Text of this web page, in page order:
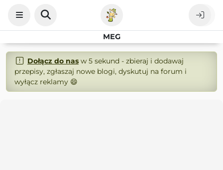
MEG
Dołącz do nasw 5 sekund - zbieraj i dodawaj
przepisy, zgłaszaj nowe blogi, dyskutuj na forum i
wyłącz reklamy 😄